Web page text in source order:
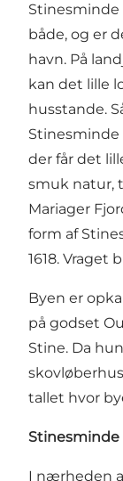
Stinesminde
både, og er
havn. På
kan det lille
husstande.
der får det
smuk natur,
Mariager
form af
1618. Vraget
Byen er
på godset
Stine. Da
tallet hvor
Stinesminde
I nærheden